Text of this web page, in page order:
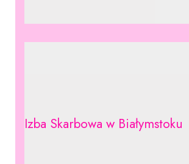
Izba Skarbowa w Białymstoku